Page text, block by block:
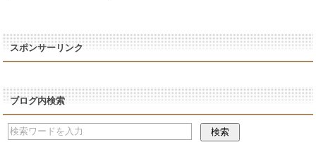
スポンサーリンク
ブログ内検索